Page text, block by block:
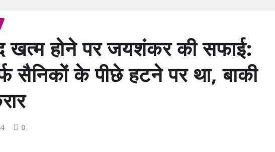
खत्म होने पर जयशंकर की सफाई:
सैनिकों के पीछे हटने पर था, बाकी
0